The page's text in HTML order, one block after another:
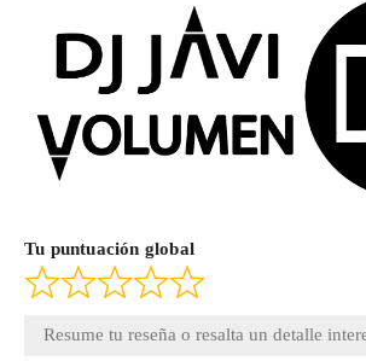
Tu puntuación global